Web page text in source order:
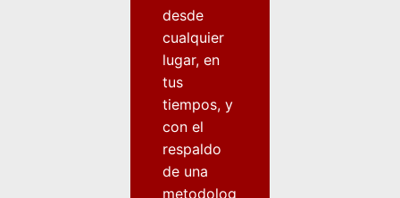
desde
cualquier
lugar, en
tus
tiempos, y
con el
respaldo
de una
metodolog